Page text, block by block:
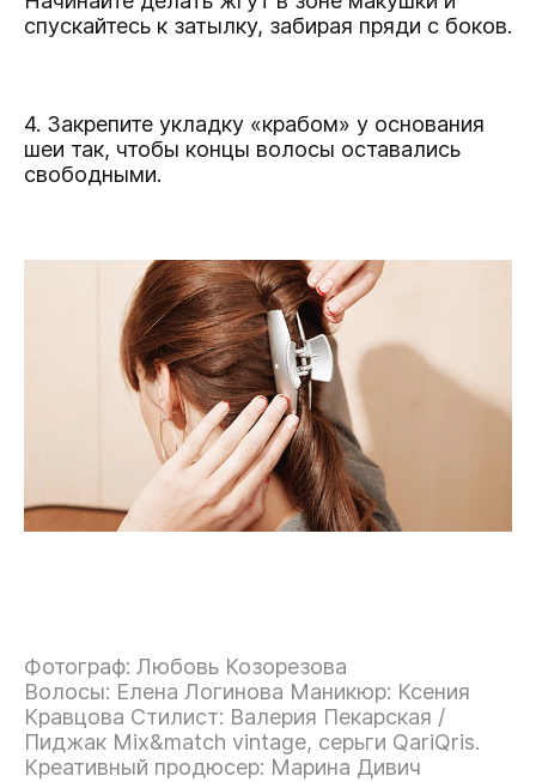
спускайтесь к затылку, забирая пряди с боков.
4. Закрепите укладку «крабом» у основания
шеи так, чтобы концы волосы оставались
свободными.
Фотограф: Любовь Козорезова
Волосы: Елена Логинова Маникюр: Ксения
Кравцова Стилист: Валерия Пекарская /
Пиджак Mix&match vintage, серьги QariQris.
Креативный продюсер: Марина Дивич